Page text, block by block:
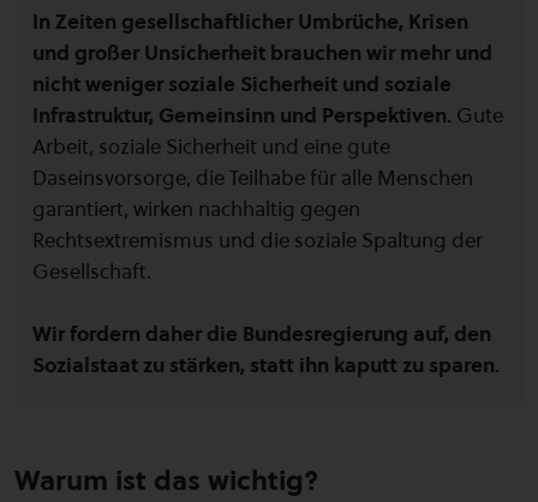
In Zeiten gesellschaftlicher Umbrüche, Krisen
und großer Unsicherheit brauchen wir mehr und
nicht weniger soziale Sicherheit und soziale
Infrastruktur, Gemeinsinn und Perspektiven. Gute
Arbeit, soziale Sicherheit und eine gute
Daseinsvorsorge, die Teilhabe für alle Menschen
garantiert, wirken nachhaltig gegen
Rechtsextremismus und die soziale Spaltung der
Gesellschaft.
Wir fordern daher die Bundesregierung auf, den
Sozialstaat zu stärken, statt ihn kaputt zu sparen.
Warum ist das wichtig?